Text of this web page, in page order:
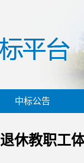
中标公告
退休教职工